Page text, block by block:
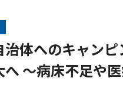
体へのキャン
～病床不足や